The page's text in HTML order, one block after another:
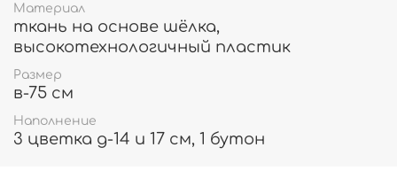
Материал
ткань на основе шёлка,
высокотехнологичный пластик
Размер
в-75 см
Наполнение
3 цветка д-14 и 17 см, 1 бутон